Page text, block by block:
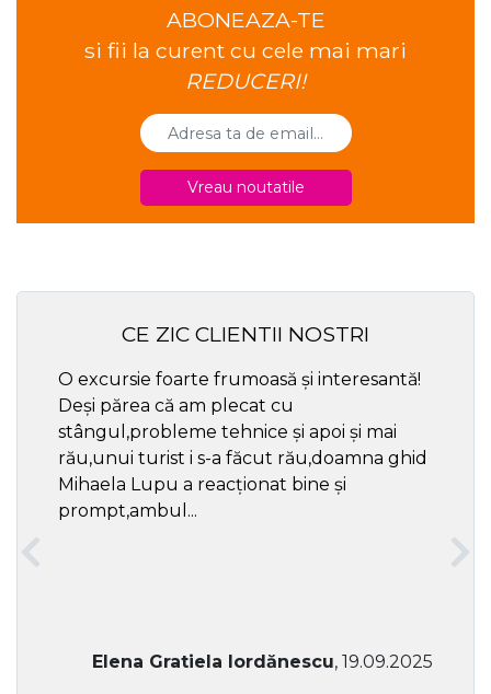
ABONEAZA-TE
si fii la curent cu cele mai mari
REDUCERI!
Vreau noutatile
CE ZIC CLIENTII NOSTRI
O excursie foarte frumoasă și interesantă!
Deși părea că am plecat cu
stângul,probleme tehnice și apoi și mai
rău,unui turist i s-a făcut rău,doamna ghid
Mihaela Lupu a reacționat bine și
prompt,ambul...
Elena Gratiela Iordănescu, 19.09.2025